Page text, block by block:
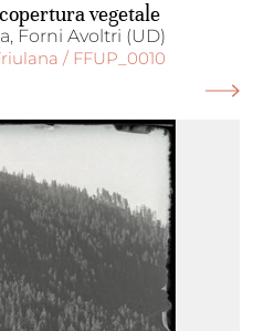
vegetale
Forni Avoltri (UD)
/ FFUP_0010